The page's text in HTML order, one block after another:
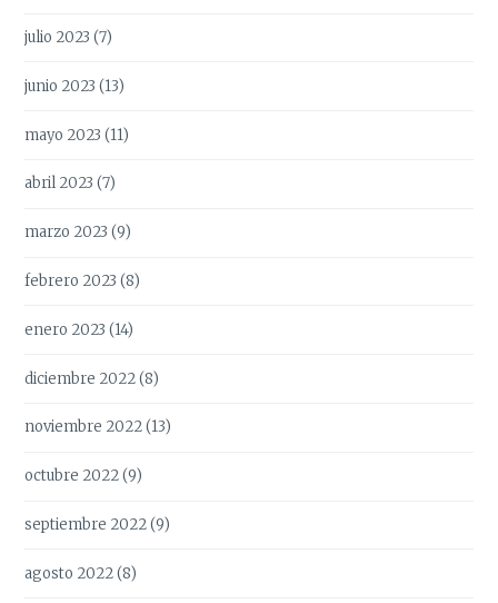
julio 2023 (7)
junio 2023 (13)
mayo 2023 (11)
abril 2023 (7)
marzo 2023 (9)
febrero 2023 (8)
enero 2023 (14)
diciembre 2022(8)
noviembre 2022(13)
octubre 2022(9)
septiembre 2022(9)
agosto 2022(8)